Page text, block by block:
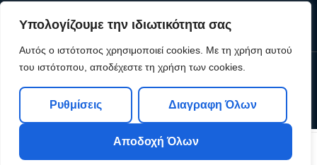
Υπολογίζουμε την ιδιωτικότητα σας
Αυτός ο ιστότοπος χρησιμοποιεί cookies. Με τη χρήση αυτού
του ιστότοπου, αποδέχεστε τη χρήση των cookies.
Ρυθμίσεις Διαγραφη Όλων
Αποδοχή Όλων
Shop My Account Search Cart
Wishlist
Copyright © 2026Levelcom| Powered by Levelcom